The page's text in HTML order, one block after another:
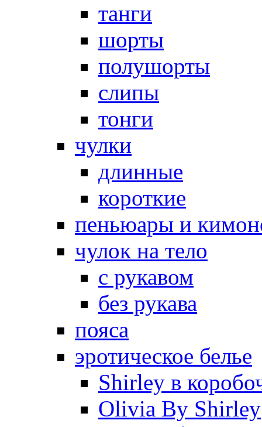
танги
шорты
полушорты
слипы
тонги
чулки
длинные
короткие
пеньюары и
чулок на тело
с рукавом
без рукава
пояса
эротическое белье
Shirley в
Olivia By Shirley